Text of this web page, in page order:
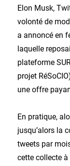
Elon Musk,
volonté de
a annoncé en
laquelle
plateforme
projet
une offre
En pratique,
jusqu’alors la
tweets par
cette collecte